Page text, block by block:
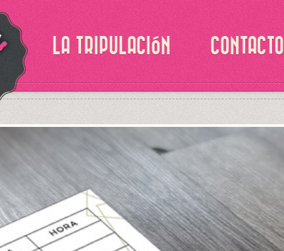
LA TRIPULACIÓN CONTACTO